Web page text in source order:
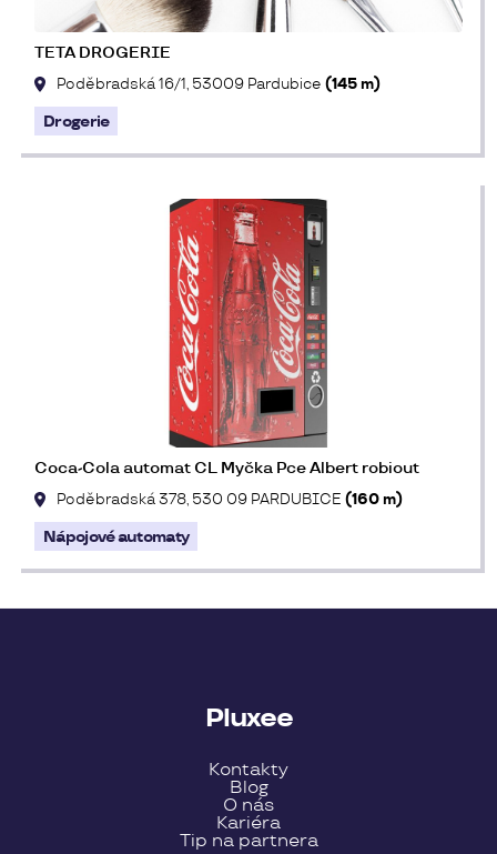
TETA DROGERIE
Poděbradská 16/1, 53009 Pardubice (145 m)
Drogerie
Coca-Cola automat CL Myčka Pce Albert robiout
Poděbradská 378, 530 09 PARDUBICE (160 m)
Nápojové automaty
Pluxee
Kontakty
Blog
O nás
Kariéra
Tip na partnera